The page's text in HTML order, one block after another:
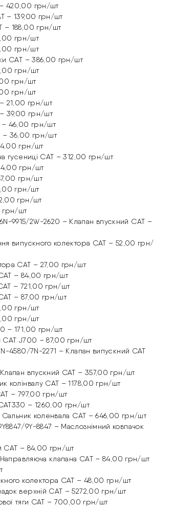
420,00 грн/шт
– 139,00 грн/шт
– 188,00 грн/шт
грн/шт
грн/шт
CAT – 386,00 грн/шт
грн/шт
грн/шт
грн/шт
– 21,00 грн/шт
– 39,00 грн/шт
– 46,00 грн/шт
– 36,00 грн/шт
грн/шт
гусениці CAT – 312,00 грн/шт
грн/шт
грн/шт
грн/шт
грн/шт
грн/шт
9915/2W-2620 – Клапан впускний CAT –
випускного колектора CAT – 52,00 грн/
CAT – 27,00 грн/шт
– 84,00 грн/шт
– 721,00 грн/шт
– 87,00 грн/шт
грн/шт
грн/шт
– 171,00 грн/шт
CAT J700 – 87,00 грн/шт
4580/7N-2271 – Клапан випускний CAT
впускний CAT – 357,00 грн/шт
колінвалу CAT – 1178,00 грн/шт
– 797,00 грн/шт
– 1260,00 грн/шт
Сальник коленвала CAT – 646,00 грн/шт
9Y-8847 – Маслознімний ковпачок
CAT – 84,00 грн/шт
Направляюча клапана CAT – 84,00 грн/шт
колектора CAT – 48,00 грн/шт
верхній CAT – 5272,00 грн/шт
тяги CAT – 700,00 грн/шт